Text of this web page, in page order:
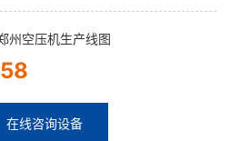
州空压机生产线图
在线咨询设备